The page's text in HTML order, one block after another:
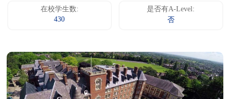
在校学生数:
430
是否有A-Level:
否